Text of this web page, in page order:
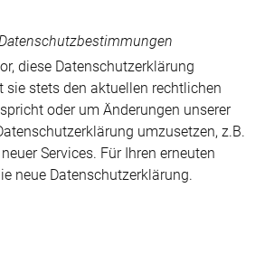
diese Datenschutzerklärung
sie stets den aktuellen rechtlichen
oder um Änderungen unserer
umzusetzen, z.B.
Services. Für Ihren erneuten
neue Datenschutzerklärung.